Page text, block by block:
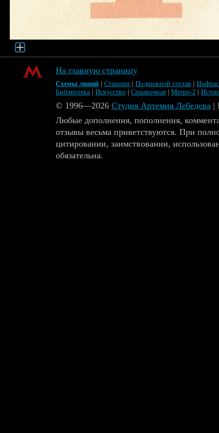
На главную страницу
Схемы линий Станции Подвижной состав
Библиотека
Искусство Справочная Метро-2
© 1996—2026 Студия Артемия Лебедева |
Любые дополнения, пополнения,
отзывы весьма приветствуются. При
цитировании, заимствовании,
обязательна.